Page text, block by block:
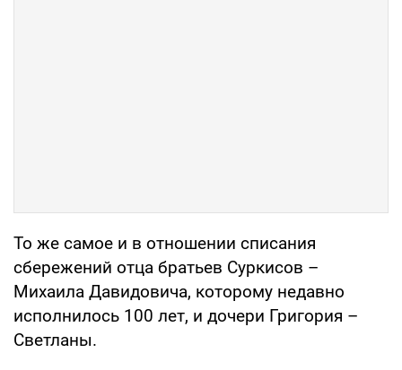
То же самое и в отношении списания
сбережений отца братьев Суркисов –
Михаила Давидовича, которому недавно
исполнилось 100 лет, и дочери Григория –
Светланы.